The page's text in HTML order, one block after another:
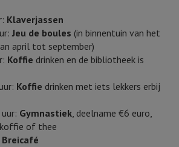
Klaverjassen
Jeu de boules (in binnentuin van het
april tot september)
Koffie drinken en de bibliotheek is
Koffie drinken met iets lekkers erbij
Gymnastiek, deelname €6 euro,
of thee
Breicafé